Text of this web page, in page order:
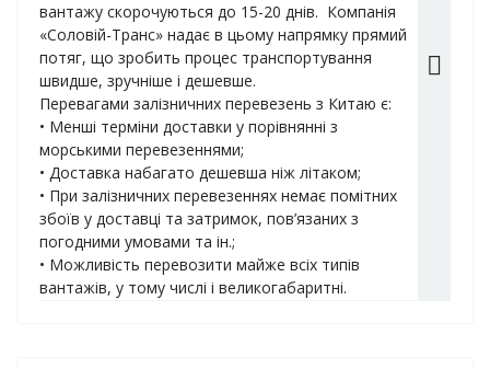
вантажу скорочуються до 15-20 днів. Компанія
«Соловій-Транс» надає в цьому напрямку прямий
потяг, що зробить процес транспортування
швидше, зручніше і дешевше.
Перевагами залізничних перевезень з Китаю є:
• Менші терміни доставки у порівнянні з
морськими перевезеннями;
• Доставка набагато дешевша ніж літаком;
• При залізничних перевезеннях немає помітних
збоїв у доставці та затримок, пов’язаних з
погодними умовами та ін.;
• Можливість перевозити майже всіх типів
вантажів, у тому числі і великогабаритні.